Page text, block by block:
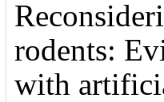
rodents:
with